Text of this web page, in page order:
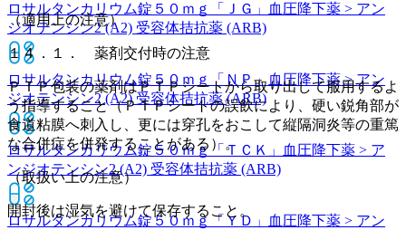
ロサルタンカリウム錠５０ｍｇ「ＪＧ」
血圧降下薬 > アン
ジオテンシン2 (A2) 受容体拮抗薬 (ARB)
ロサルタンカリウム錠５０ｍｇ「ＮＰ」 血圧降下薬 > アン
ジオテンシン2 (A2) 受容体拮抗薬 (ARB)
ロサルタンカリウム錠５０ｍｇ「ＴＣＫ」
血圧降下薬 > ア
ンジオテンシン2 (A2) 受容体拮抗薬 (ARB)
ロサルタンカリウム錠５０ｍｇ「ＹＤ」
血圧降下薬 > アン
（適用上の注意）
１４．１． 薬剤交付時の注意
ＰＴＰ包装の薬剤はＰＴＰシートから取り出して服用するよ
う指導すること（ＰＴＰシートの誤飲により、硬い鋭角部が
食道粘膜へ刺入し、更には穿孔をおこして縦隔洞炎等の重篤
な合併症を併発することがある）。
（取扱い上の注意）
開封後は湿気を避けて保存すること。